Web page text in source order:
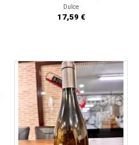
Dulce
Precio
17,59 €